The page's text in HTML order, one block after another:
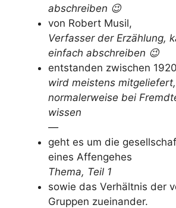
abschreiben 😉
von Robert Musil,
Verfasser der Erzählung,
einfach abschreiben 😉
entstanden zwischen
wird meistens
normalerweise bei
wissen
—
geht es um die
eines Affengehes
Thema, Teil 1
sowie das Verhältnis der
Gruppen zueinander.